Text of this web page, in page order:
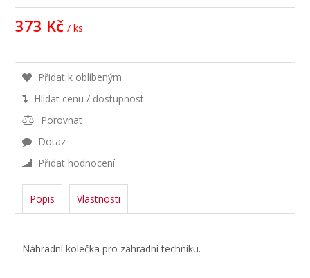
373 Kč / ks
Přidat k oblíbeným
Hlídat cenu / dostupnost
Porovnat
Dotaz
Přidat hodnocení
Popis Vlastnosti
Náhradní kolečka pro zahradní techniku.